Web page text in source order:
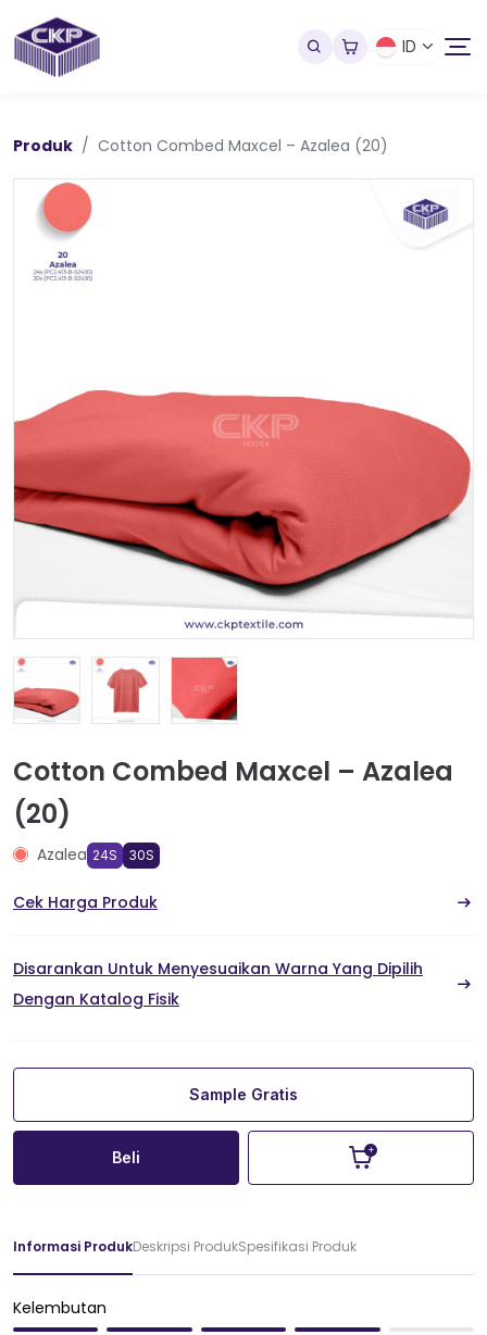
ID
Produk Cotton Combed Maxcel – Azalea (20)
Cotton Combed Maxcel – Azalea
(20)
Azalea 24S 30S
Cek Harga Produk
Disarankan Untuk Menyesuaikan Warna Yang Dipilih
Dengan Katalog Fisik
Sample Gratis
Beli
Informasi ProdukDeskripsi ProdukSpesifikasi Produk
Kelembutan